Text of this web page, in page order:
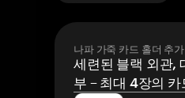
나파 가죽 카드 홀더 추가
세련된 블랙 외관,
부 – 최대 4장의